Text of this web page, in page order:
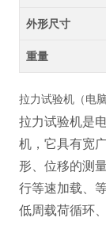
外形尺寸
重量
拉力试验机（电脑
拉力试验机是
机，它具有宽
形、位移的测
行等速加载、
低周载荷循环